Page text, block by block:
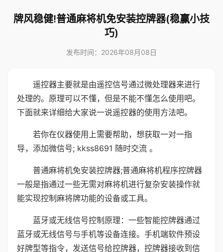
牌风稳健!普通麻将机免安装控牌器(稳赢小技
巧)
发布时间：2026年08月08日
遥控器主要就是由遥控信号通过微处理器来进行
处理的。原理可以不懂，但是不能不懂怎么使用吧。
下面就来详细给大家说一说遥控器的使用方法吧。
若你在仪器使用上需要帮助，想获取一对一指
导，添加微信号; kkss8691 随时交流 。
普通麻将机免安装控牌器;普通麻将机程序控牌器
一般是指通过一些无需对麻将机进行复杂安装操作就
能实现控制麻将牌功能的设备或工具。
蓝牙或无线信号控制原理：一些智能控牌器通过
蓝牙或无线信号与手机等设备连接。手机端软件预设
好牌型等指令，发送信号给控牌器，控牌器接收到信